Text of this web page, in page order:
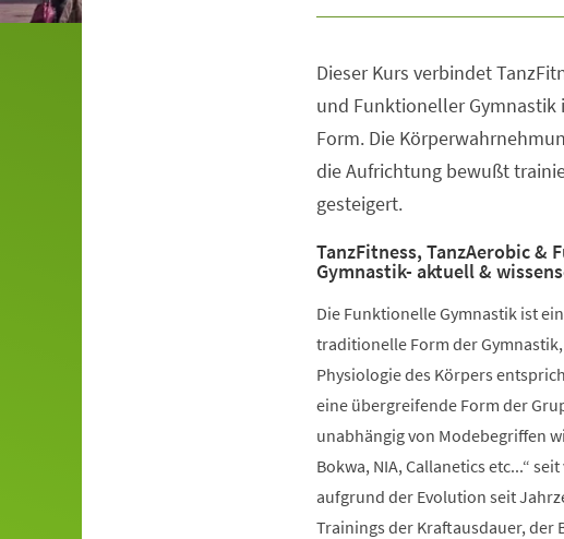
Dieser Kurs verbindet
und Funktioneller Gymnastik
Form. Die
die Aufrichtung bewußt
gesteigert.
TanzFitness, TanzAerobic &
Gymnastik- aktuell &
Die Funktionelle Gymnastik ist
traditionelle Form der
Physiologie des Körpers
eine übergreifende Form der
unabhängig von Modebegriffen
Bokwa, NIA, Callanetics etc...“
aufgrund der Evolution seit
Trainings der Kraftausdauer,